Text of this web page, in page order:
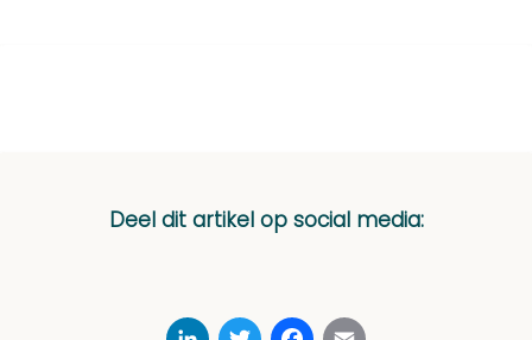
Deel dit artikel op social media:
LinkedInTwitterFacebook